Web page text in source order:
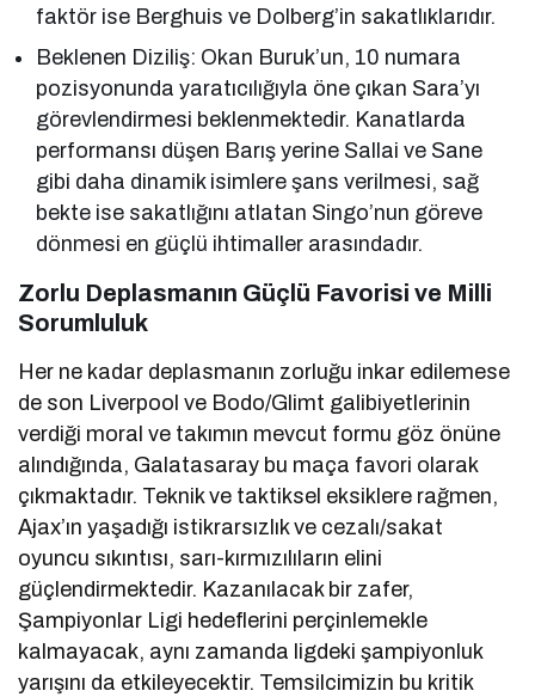
faktör ise Berghuis ve Dolberg’in sakatlıklarıdır.
Beklenen Diziliş: Okan Buruk’un, 10 numara
pozisyonunda yaratıcılığıyla öne çıkan Sara’yı
görevlendirmesi beklenmektedir. Kanatlarda
performansı düşen Barış yerine Sallai ve Sane
gibi daha dinamik isimlere şans verilmesi, sağ
bekte ise sakatlığını atlatan Singo’nun göreve
dönmesi en güçlü ihtimaller arasındadır.
Zorlu Deplasmanın Güçlü Favorisi ve Milli
Sorumluluk
Her ne kadar deplasmanın zorluğu inkar edilemese
de son Liverpool ve Bodo/Glimt galibiyetlerinin
verdiği moral ve takımın mevcut formu göz önüne
alındığında, Galatasaray bu maça favori olarak
çıkmaktadır. Teknik ve taktiksel eksiklere rağmen,
Ajax’ın yaşadığı istikrarsızlık ve cezalı/sakat
oyuncu sıkıntısı, sarı-kırmızılıların elini
güçlendirmektedir. Kazanılacak bir zafer,
Şampiyonlar Ligi hedeflerini perçinlemekle
kalmayacak, aynı zamanda ligdeki şampiyonluk
yarışını da etkileyecektir. Temsilcimizin bu kritik